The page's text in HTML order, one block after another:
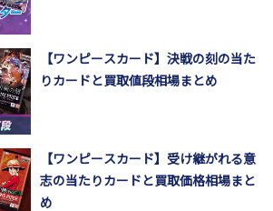
【ワンピースカード】決戦の刻の当た
りカードと買取値段相場まとめ
【ワンピースカード】受け継がれる意
志の当たりカードと買取価格相場まと
め